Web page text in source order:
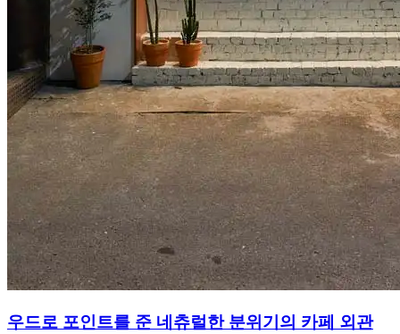
우드로 포인트를 준 네츄럴한 분위기의 카페 외관